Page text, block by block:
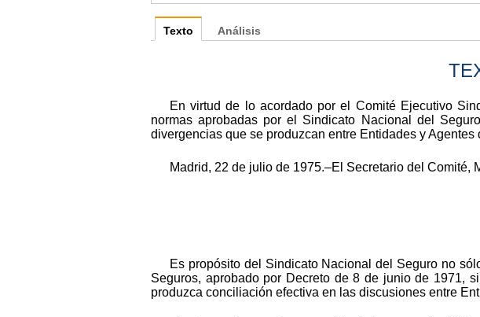
Texto
En virtud de lo acordado por el Comité Ejecutivo
normas aprobadas por el Sindicato Nacional del
divergencias que se produzcan entre Entidades y Agentes
Madrid, 22 de julio de 1975.‒El Secretario del Comité,
Es propósito del Sindicato Nacional del Seguro no
Seguros, aprobado por Decreto de 8 de junio de 1971,
produzca conciliación efectiva en las discusiones entre
Análisis